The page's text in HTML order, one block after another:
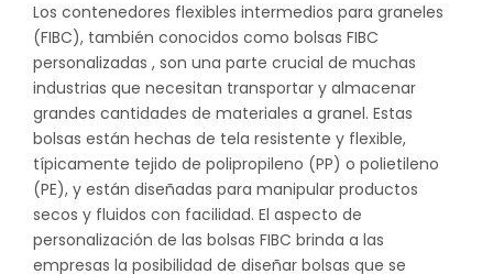
Los contenedores flexibles intermedios para graneles
(FIBC), también conocidos como bolsas FIBC
personalizadas , son una parte crucial de muchas
industrias que necesitan transportar y almacenar
grandes cantidades de materiales a granel. Estas
bolsas están hechas de tela resistente y flexible,
típicamente tejido de polipropileno (PP) o polietileno
(PE), y están diseñadas para manipular productos
secos y fluidos con facilidad. El aspecto de
personalización de las bolsas FIBC brinda a las
empresas la posibilidad de diseñar bolsas que se